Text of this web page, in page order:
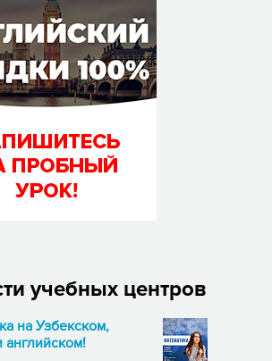
учебных центров
на Узбекском,
английском!